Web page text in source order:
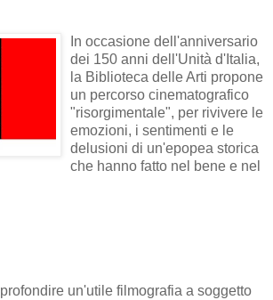
In occasione dell'anniversario
dei 150 anni dell'Unità d'Italia,
la Biblioteca delle Arti propone
un percorso cinematografico
"risorgimentale", per rivivere le
emozioni, i sentimenti e le
delusioni di un'epopea storica
che hanno fatto nel bene e nel
un'utile filmografia a soggetto